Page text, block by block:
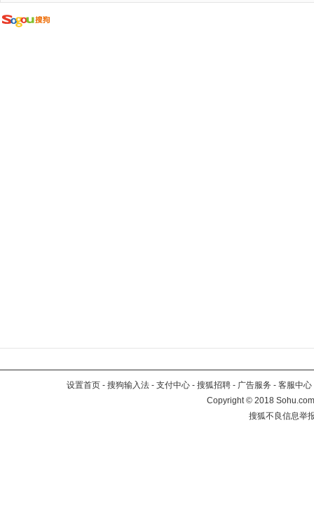
设置首页 - 搜狗输入法 - 支付中心 - 搜狐招聘 - 广告服务 - 客服中心
Copyright©2018
搜狐不良信息举